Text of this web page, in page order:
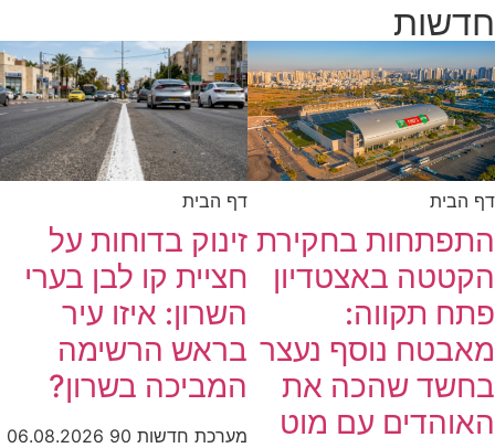
חדשות
דף הבית
התפתחות בחקירת
הקטטה באצטדיון
פתח תקווה:
מאבטח נוסף נעצר
בחשד שהכה את
האוהדים עם מוט
דף הבית
זינוק בדוחות על
חציית קו לבן בערי
השרון: איזו עיר
בראש הרשימה
המביכה בשרון?
מערכת חדשות 90
06.08.2026